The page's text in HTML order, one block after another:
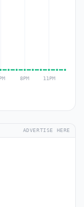
ADVERTISE HERE